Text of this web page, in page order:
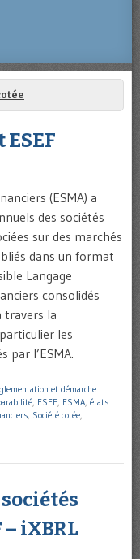
(ESMA) a
des sociétés
sur des marchés
dans un format
Langage
consolidés
travers la
les
par l’ESMA.
et démarche
, ESEF, ESMA, états
, Société cotée,
– iXBRL